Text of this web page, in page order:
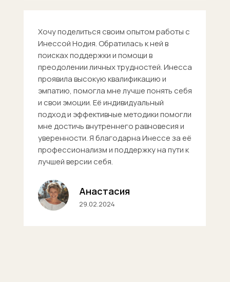
Хочу поделиться своим опытом работы с
Инессой Нодия. Обратилась к ней в
поисках поддержки и помощи в
преодолении личных трудностей. Инесса
проявила высокую квалификацию и
эмпатию, помогла мне лучше понять себя
и свои эмоции. Её индивидуальный
подход и эффективные методики помогли
мне достичь внутреннего равновесия и
уверенности. Я благодарна Инессе за её
профессионализм и поддержку на пути к
лучшей версии себя.
Анастасия
29.02.2024